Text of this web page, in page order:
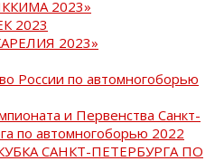
2023»
2023
2023»
России по автомногоборью
и Первенства Санкт-
по автомногоборью 2022
САНКТ-ПЕТЕРБУРГА ПО